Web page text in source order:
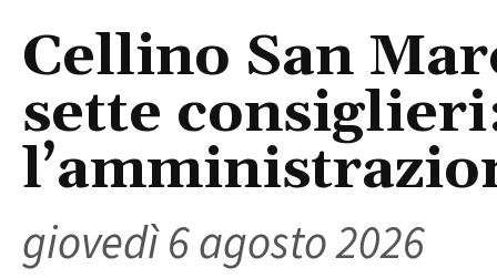
Cellino San
sette
giovedì 6 agosto 2026